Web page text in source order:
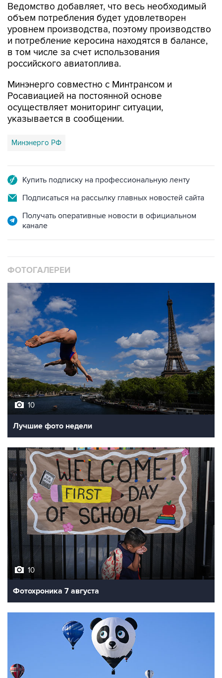
Ведомство добавляет, что весь необходимый
объем потребления будет удовлетворен
уровнем производства, поэтому производство
и потребление керосина находятся в балансе,
в том числе за счет использования
российского авиатоплива.
Минэнерго совместно с Минтрансом и
Росавиацией на постоянной основе
осуществляет мониторинг ситуации,
указывается в сообщении.
Минэнерго РФ
Купить подписку на профессиональную ленту
Подписаться на рассылку главных новостей сайта
Получать оперативные новости в официальном
канале
ФОТОГАЛЕРЕИ
10
Лучшие фото недели
10
Фотохроника 7 августа